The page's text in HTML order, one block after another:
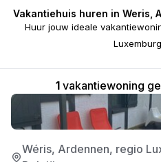
Vakantiehuis huren in Weris,
Huur jouw ideale
1vakantiewoning
3/5
Wéris, Ardennen, regio